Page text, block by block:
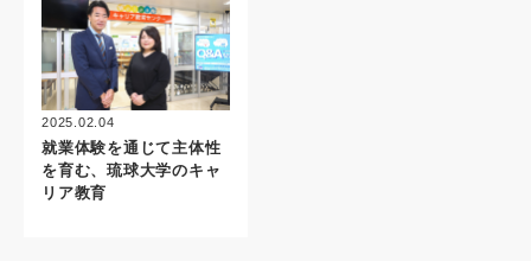
2025.02.04
就業体験を通じて主体性
を育む、琉球大学のキャ
リア教育